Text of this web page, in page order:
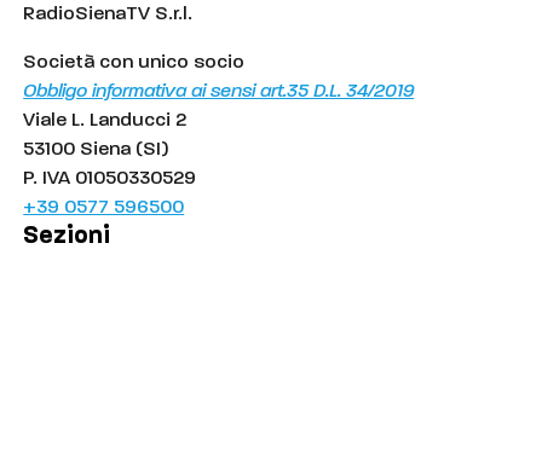
RadioSienaTV S.r.l.
Società con unico socio
Obbligo informativa ai sensi art.35 D.L. 34/2019
Viale L. Landucci 2
53100 Siena (SI)
P. IVA 01050330529
+39 0577 596500
Sezioni